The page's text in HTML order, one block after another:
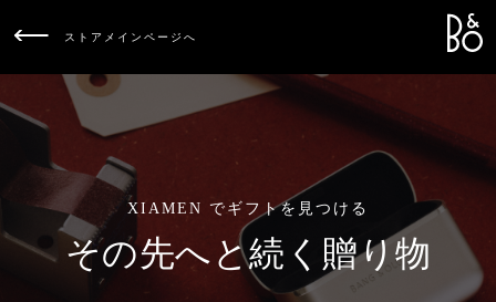
ストアメインページへ
XIAMEN でギフトを見つける
その先へと続く贈り物